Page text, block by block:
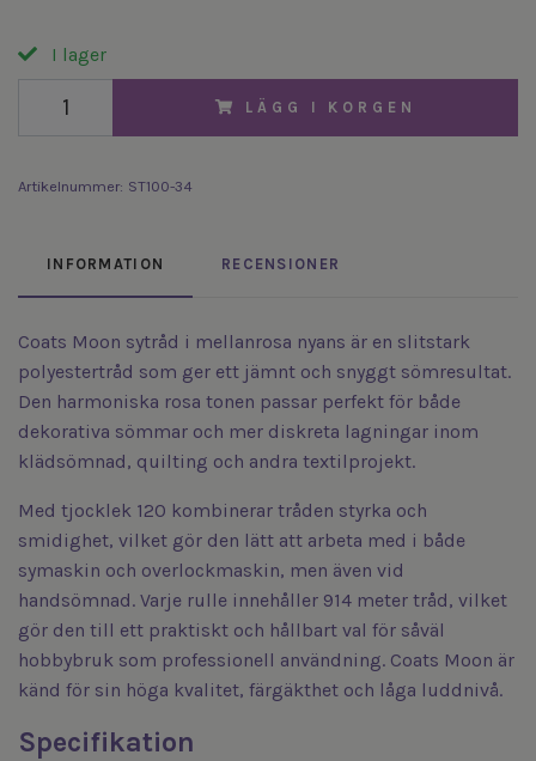
I lager
LÄGG I KORGEN
Artikelnummer: ST100-34
INFORMATION RECENSIONER
Coats Moon sytråd i mellanrosa nyans är en slitstark
polyestertråd som ger ett jämnt och snyggt sömresultat.
Den harmoniska rosa tonen passar perfekt för både
dekorativa sömmar och mer diskreta lagningar inom
klädsömnad, quilting och andra textilprojekt.
Med tjocklek 120 kombinerar tråden styrka och
smidighet, vilket gör den lätt att arbeta med i både
symaskin och overlockmaskin, men även vid
handsömnad. Varje rulle innehåller 914 meter tråd, vilket
gör den till ett praktiskt och hållbart val för såväl
hobbybruk som professionell användning. Coats Moon är
känd för sin höga kvalitet, färgäkthet och låga luddnivå.
Specifikation